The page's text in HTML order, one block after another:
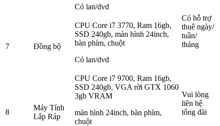
Có hỗ trợ
thuê ngày/
tuần/
tháng
Vui lòng
liên hệ
tổng đài
Có lan/dvd
7 Đồng bộ
CPU Core i7 3770, Ram 16gb,
SSD 240gb, màn hình 24inch,
bàn phím, chuột
Có lan/dvd
8
Máy Tính
Lắp Ráp
CPU Core i7 9700, Ram 16gb,
SSD 240gb, VGA rời GTX 1060
3gb VRAM
màn hình 24inch, bàn phím,
chuột